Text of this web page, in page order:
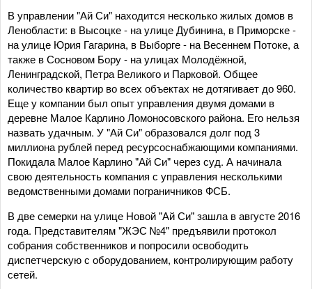
В управлении "Ай Си" находится несколько жилых домов в
Ленобласти: в Высоцке - на улице Дубинина, в Приморске -
на улице Юрия Гагарина, в Выборге - на Весеннем Потоке, а
также в Сосновом Бору - на улицах Молодёжной,
Ленинградской, Петра Великого и Парковой. Общее
количество квартир во всех объектах не дотягивает до 960.
Еще у компании был опыт управления двумя домами в
деревне Малое Карлино Ломоносовского района. Его нельзя
назвать удачным. У "Ай Си" образовался долг под 3
миллиона рублей перед ресурсоснабжающими компаниями.
Покидала Малое Карлино "Ай Си" через суд. А начинала
свою деятельность компания с управления несколькими
ведомственными домами пограничников ФСБ.
В две семерки на улице Новой "Ай Си" зашла в августе 2016
года. Представителям "ЖЭС №4" предъявили протокол
собрания собственников и попросили освободить
диспетчерскую с оборудованием, контролирующим работу
сетей.